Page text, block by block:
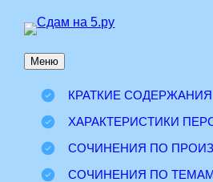
Перейти
содержимому
Меню
КРАТКИЕ СОДЕРЖАНИЯ
ХАРАКТЕРИСТИКИ
СОЧИНЕНИЯ ПО
СОЧИНЕНИЯ ПО